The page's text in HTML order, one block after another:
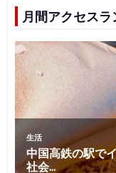
月間アクセスラ